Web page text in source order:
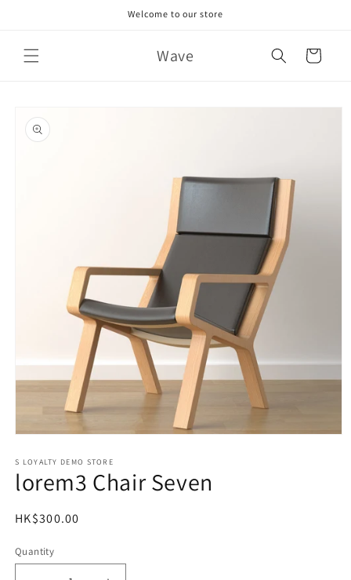
Welcome to our store
Wave Cart
product
information
1
in
modal
S LOYALTY DEMO STORE
lorem3 Chair Seven
Regular
HK$300.00
Quantity